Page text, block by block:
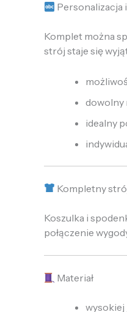
Personalizacja
Komplet można
strój staje się
dowolny
idealny
Kompletny
Koszulka i
połączenie
Materiał